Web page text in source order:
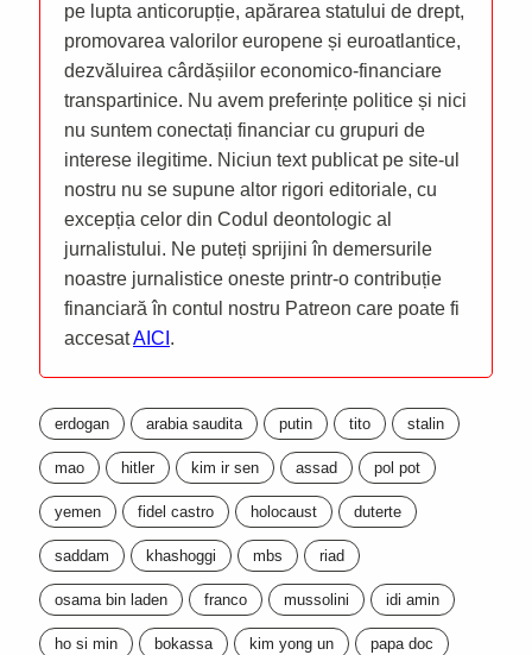
pe lupta anticorupție, apărarea statului de drept,
promovarea valorilor europene și euroatlantice,
dezvăluirea cârdășiilor economico-financiare
transpartinice. Nu avem preferințe politice și nici
nu suntem conectați financiar cu grupuri de
interese ilegitime. Niciun text publicat pe site-ul
nostru nu se supune altor rigori editoriale, cu
excepția celor din Codul deontologic al
jurnalistului. Ne puteți sprijini în demersurile
noastre jurnalistice oneste printr-o contribuție
financiară în contul nostru Patreon care poate fi
accesatAICI .
erdogan arabia saudita putin tito stalin
mao hitler kim ir sen assad pol pot
yemen fidel castro holocaust duterte
saddam khashoggi mbs riad
osama bin laden franco mussolini idi amin
ho si min bokassa kim yong un papa doc